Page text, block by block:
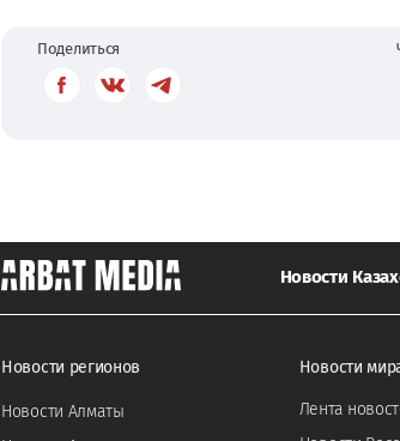
Поделиться
Новости
Новости регионов
Новости Алматы
Новости
Лента